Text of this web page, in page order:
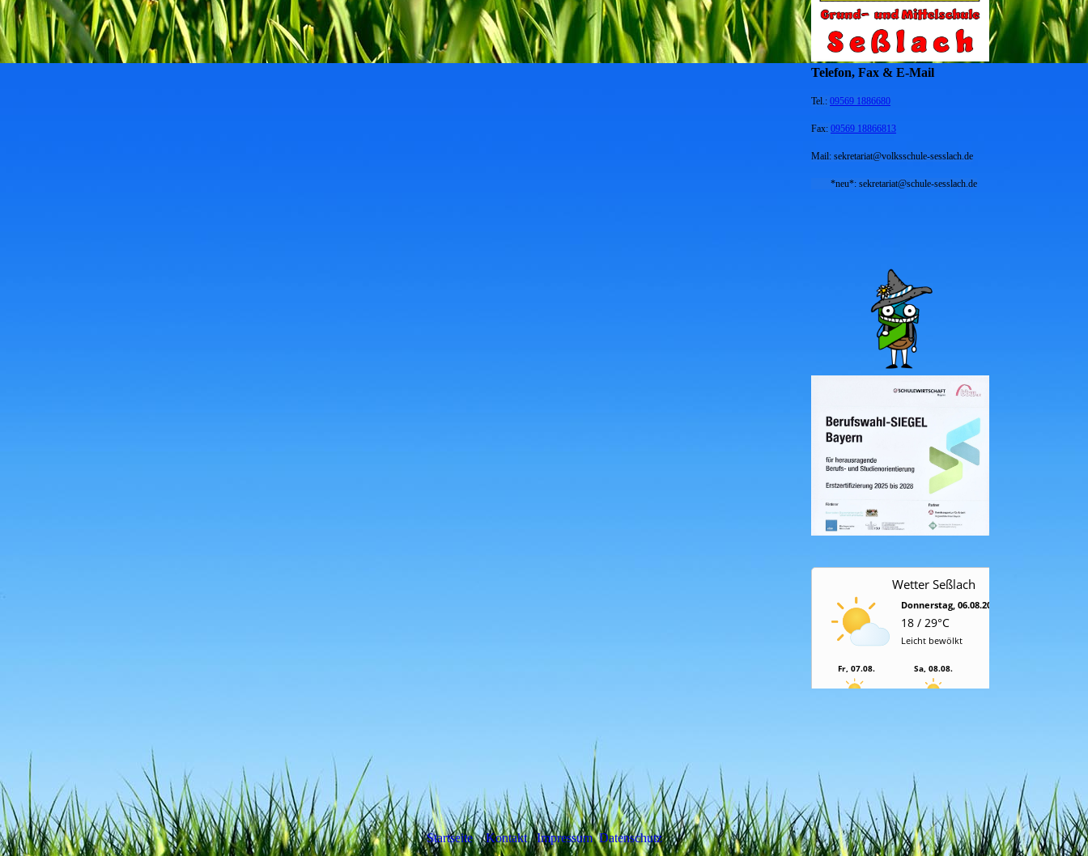
Telefon, Fax & E-Mail
Tel.: 09569 1886680
Fax: 09569 18866813
Mail: sekretariat@volksschule-sesslach.de
*neu*: sekretariat@schule-sesslach.de
Startseite Kontakt Impressum Datenschutz